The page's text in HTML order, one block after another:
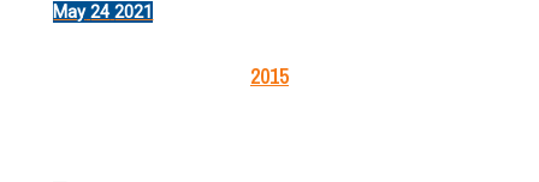
May 24 2021
2015